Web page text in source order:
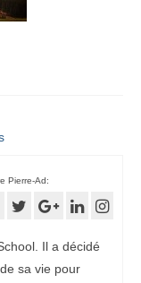
Pierre-Ad:
Il a décidé
sa vie pour